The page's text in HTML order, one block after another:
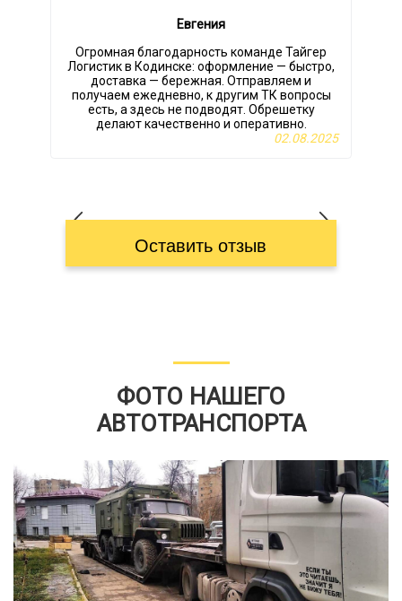
Евгения
Огромная благодарность команде Тайгер
Логистик в Кодинске: оформление — быстро,
доставка — бережная. Отправляем и
получаем ежедневно, к другим ТК вопросы
есть, а здесь не подводят. Обрешетку
делают качественно и оперативно.
02.08.2025
Оставить отзыв
ФОТО НАШЕГО
АВТОТРАНСПОРТА